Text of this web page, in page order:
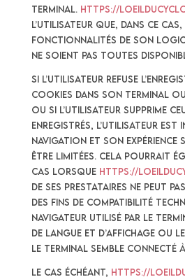
terminal. https://
l’Utilisateur que, dans ce
fonctionnalités de son
ne soient pas toutes
Si l’Utilisateur refuse
Cookies dans son terminal
ou si l’Utilisateur supprime
enregistrés, l’Utilisateur est
navigation et son expérience
être limitées. Cela pourrait
cas lorsque https://
de ses prestataires ne peut
des fins de compatibilité
navigateur utilisé par le
de langue et d’affichage ou
le terminal semble connecté
Le cas échéant, https://